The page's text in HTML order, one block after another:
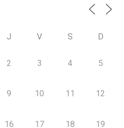
J V S D
2 3 4 5
9 10 11 12
16 17 18 19